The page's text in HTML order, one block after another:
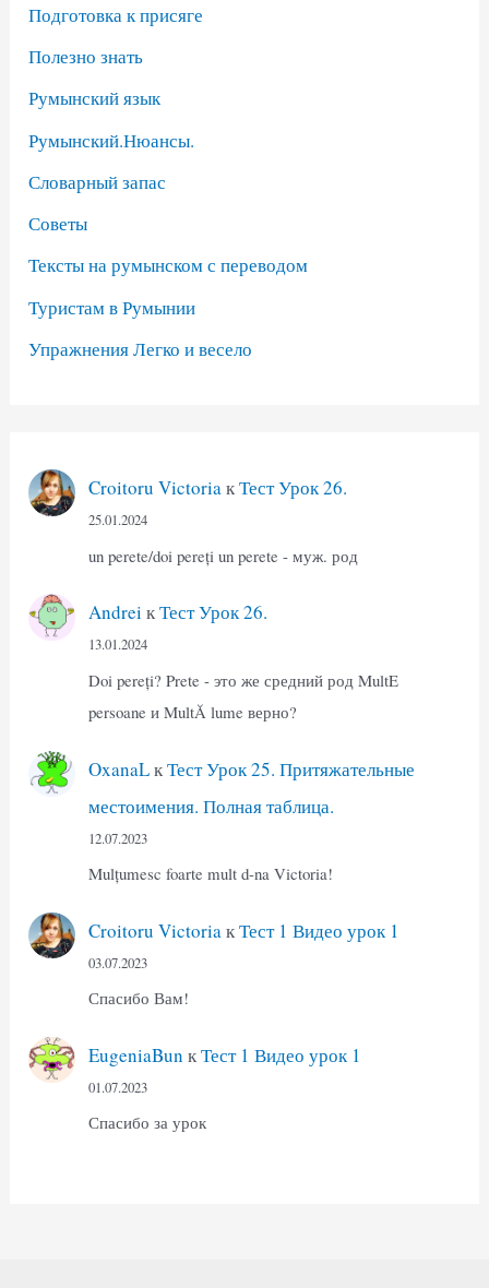
Подготовка к присяге
Полезно знать
Румынский язык
Румынский.Нюансы.
Словарный запас
Советы
Тексты на румынском с переводом
Туристам в Румынии
Упражнения Легко и весело
Croitoru VictoriaкТест Урок 26.
25.01.2024
un perete/doi pereți un perete - муж. род
Andrei кТест Урок 26.
13.01.2024
Doi pereți? Prete - это же средний род MultE
persoane и MultĂ lume верно?
OxanaLкТест Урок 25. Притяжательные
местоимения. Полная таблица.
12.07.2023
Mulțumesc foarte mult d-na Victoria!
Croitoru VictoriaкТест 1 Видео урок 1
03.07.2023
Спасибо Вам!
EugeniaBun кТест 1 Видео урок 1
01.07.2023
Спасибо за урок